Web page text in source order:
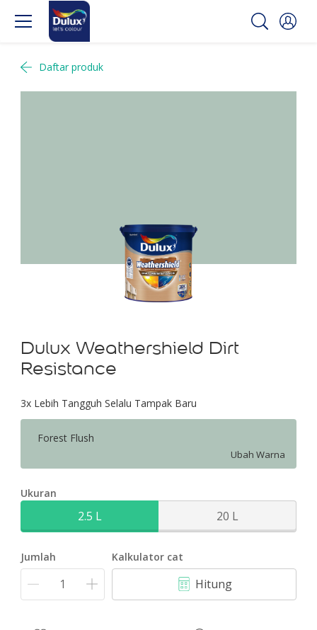
Daftar produk
Dulux Weathershield Dirt
Resistance
3x Lebih Tangguh Selalu Tampak Baru
Forest Flush
Ubah Warna
Ukuran
2.5 L 20 L
Jumlah Kalkulator cat
Hitung